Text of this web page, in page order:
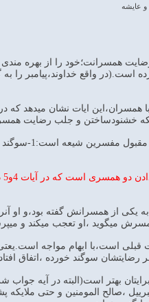
و عايشه
رضایت همسرانت؛خود را از
است.(در واقع خداوند،پیامبر را
همسران،این ایات نشان میدهد
خشنودساختن و جلب رضایت
از میان
به یکی از همسرانش گفته بود،و
میگوید ،او تعجب میکند و
آیات قبلی است،با ابهام مواجه
سوگند خورده ،اتفاق
برایتان بهتر است(البته در آیه
،صالح المومنین و حتی ملایکه